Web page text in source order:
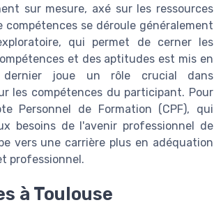
sur mesure, axé sur les ressources
se déroule généralement
qui permet de cerner les
et des aptitudes est mis en
dernier joue un rôle crucial dans
les compétences du participant. Pour
Personnel de Formation (CPF), qui
besoins de l'avenir professionnel de
vers une carrière plus en adéquation
professionnel.
à Toulouse